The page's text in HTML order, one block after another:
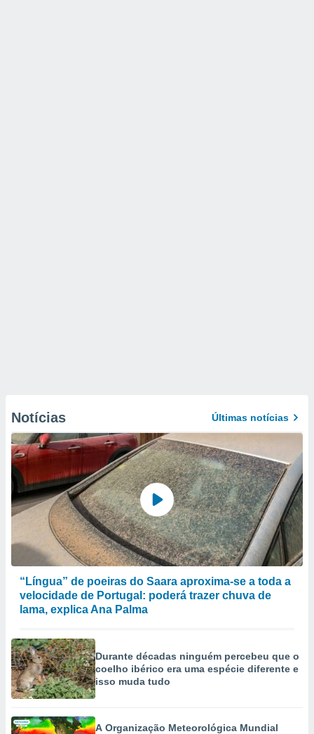
Notícias Últimas notícias
“Língua” de poeiras do Saara aproxima-se a toda a
velocidade de Portugal: poderá trazer chuva de
lama, explica Ana Palma
Durante décadas ninguém percebeu que o
coelho ibérico era uma espécie diferente e
isso muda tudo
A Organização Meteorológica Mundial